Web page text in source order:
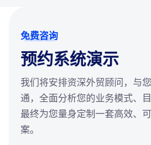
免费咨询
预约系统演示
我们将安排资深外贸顾问，与
通，全面分析您的业务模式、
最终为您量身定制一套高效、
案。